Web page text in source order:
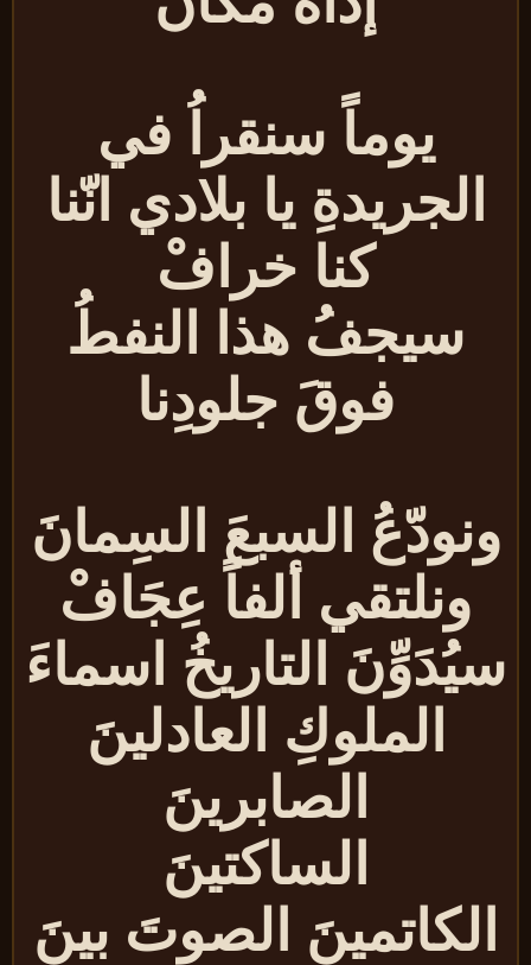
يوماً سنقراُ في
الجريدةِ يا بلادي انّنا
كنا خرافْ
سيجفُ هذا النفطُ
فوقَ جلودِنا
السبعَ السِمانَ
ونلتقي ألفاً عِجَافْ
التاريخُ اسماءَ
الملوكِ العادلينَ
الصابرينَ
الساكتينَ
الصوتَ بينَ